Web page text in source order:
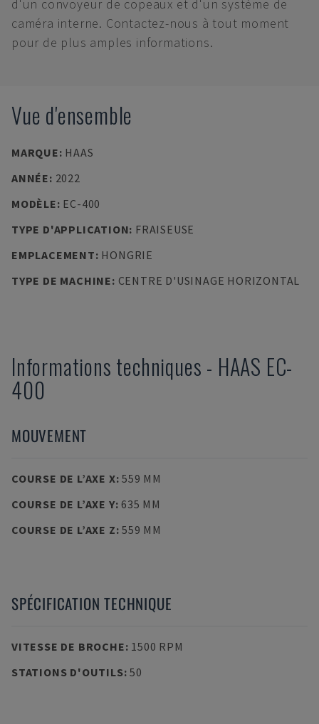
d'un convoyeur de copeaux et d'un système de
caméra interne. Contactez-nous à tout moment
pour de plus amples informations.
Vue d'ensemble
MARQUE: HAAS
ANNÉE: 2022
MODÈLE: EC-400
TYPE D'APPLICATION: FRAISEUSE
EMPLACEMENT: HONGRIE
TYPE DE MACHINE: CENTRE D'USINAGE HORIZONTAL
Informations techniques - HAAS EC-
400
MOUVEMENT
COURSE DE L’AXE X:559 MM
COURSE DE L’AXE Y: 635 MM
COURSE DE L’AXE Z:559 MM
SPÉCIFICATION TECHNIQUE
VITESSE DE BROCHE: 1500 RPM
STATIONS D'OUTILS:50